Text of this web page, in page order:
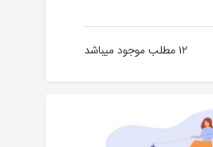
۱۲ مطلب موجود میباشد